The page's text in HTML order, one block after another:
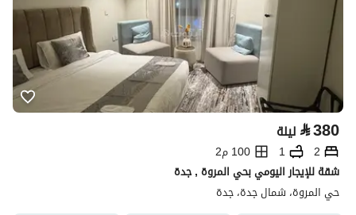
⃁380 ليلة
2
1
100 م2
شقة للإيجار اليومي بحي المروة , جدة
حي المروة، شمال جدة، جدة